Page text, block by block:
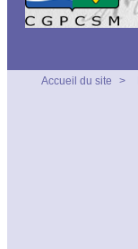
Accueil du site >